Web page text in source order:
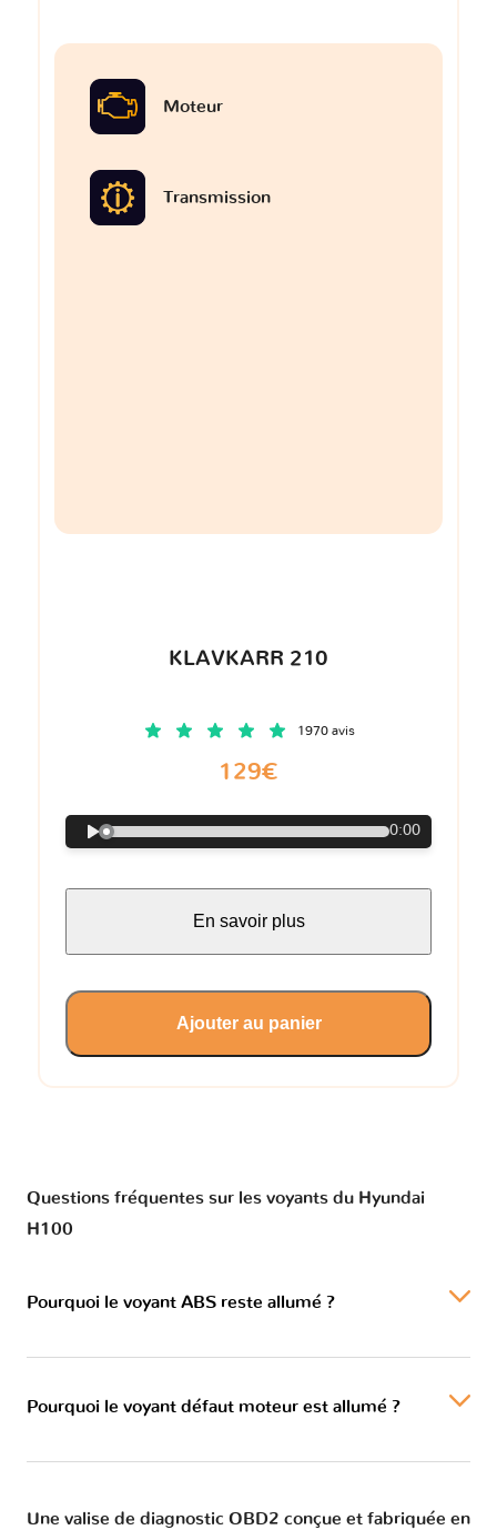
Moteur
Transmission
KLAVKARR 210
1970 avis
129€
0:00
En savoir plus
Ajouter au panier
Questions fréquentes sur les voyants du Hyundai
H100
Pourquoi le voyant ABS reste allumé ?
Pourquoi le voyant défaut moteur est allumé ?
Une valise de diagnostic OBD2 conçue et fabriquée en